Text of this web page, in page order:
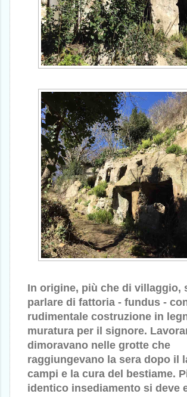
In origine, più che di villaggio,
parlare di fattoria - fundus -
rudimentale costruzione in
muratura per il signore.
dimoravano nelle grotte che
raggiungevano la sera dopo il
campi e la cura del bestiame.
identico insediamento si deve